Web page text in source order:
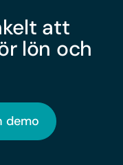
att
lön och
demo